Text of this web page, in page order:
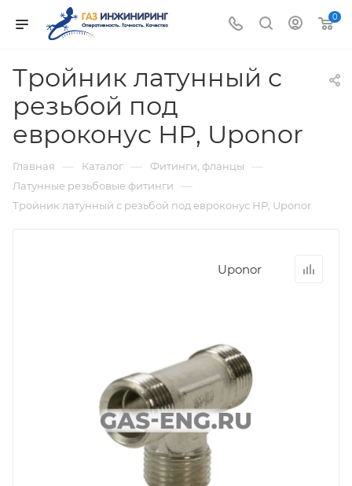
0
Тройник латунный с
резьбой под
евроконус НР, Uponor
Главная — Каталог — Фитинги, фланцы —
Латунные резьбовые фитинги —
Тройник латунный с резьбой под евроконус НР, Uponor
Uponor